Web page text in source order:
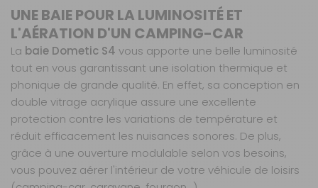
AJOUTER AU PANIER
Modèle : A
projection -
Dimensions :
1000 x 450
mm
750193N
Dimension :
1000 x 450 mm
UNE BAIE POUR LA LUMINOSITÉ ET
L'AÉRATION D'UN CAMPING-CAR
La baie Dometic S4 vous apporte une belle luminosité
tout en vous garantissant une isolation thermique et
phonique de grande qualité. En effet, sa conception en
double vitrage acrylique assure une excellente
protection contre les variations de température et
réduit efficacement les nuisances sonores. De plus,
grâce à une ouverture modulable selon vos besoins,
vous pouvez aérer l'intérieur de votre véhicule de loisirs